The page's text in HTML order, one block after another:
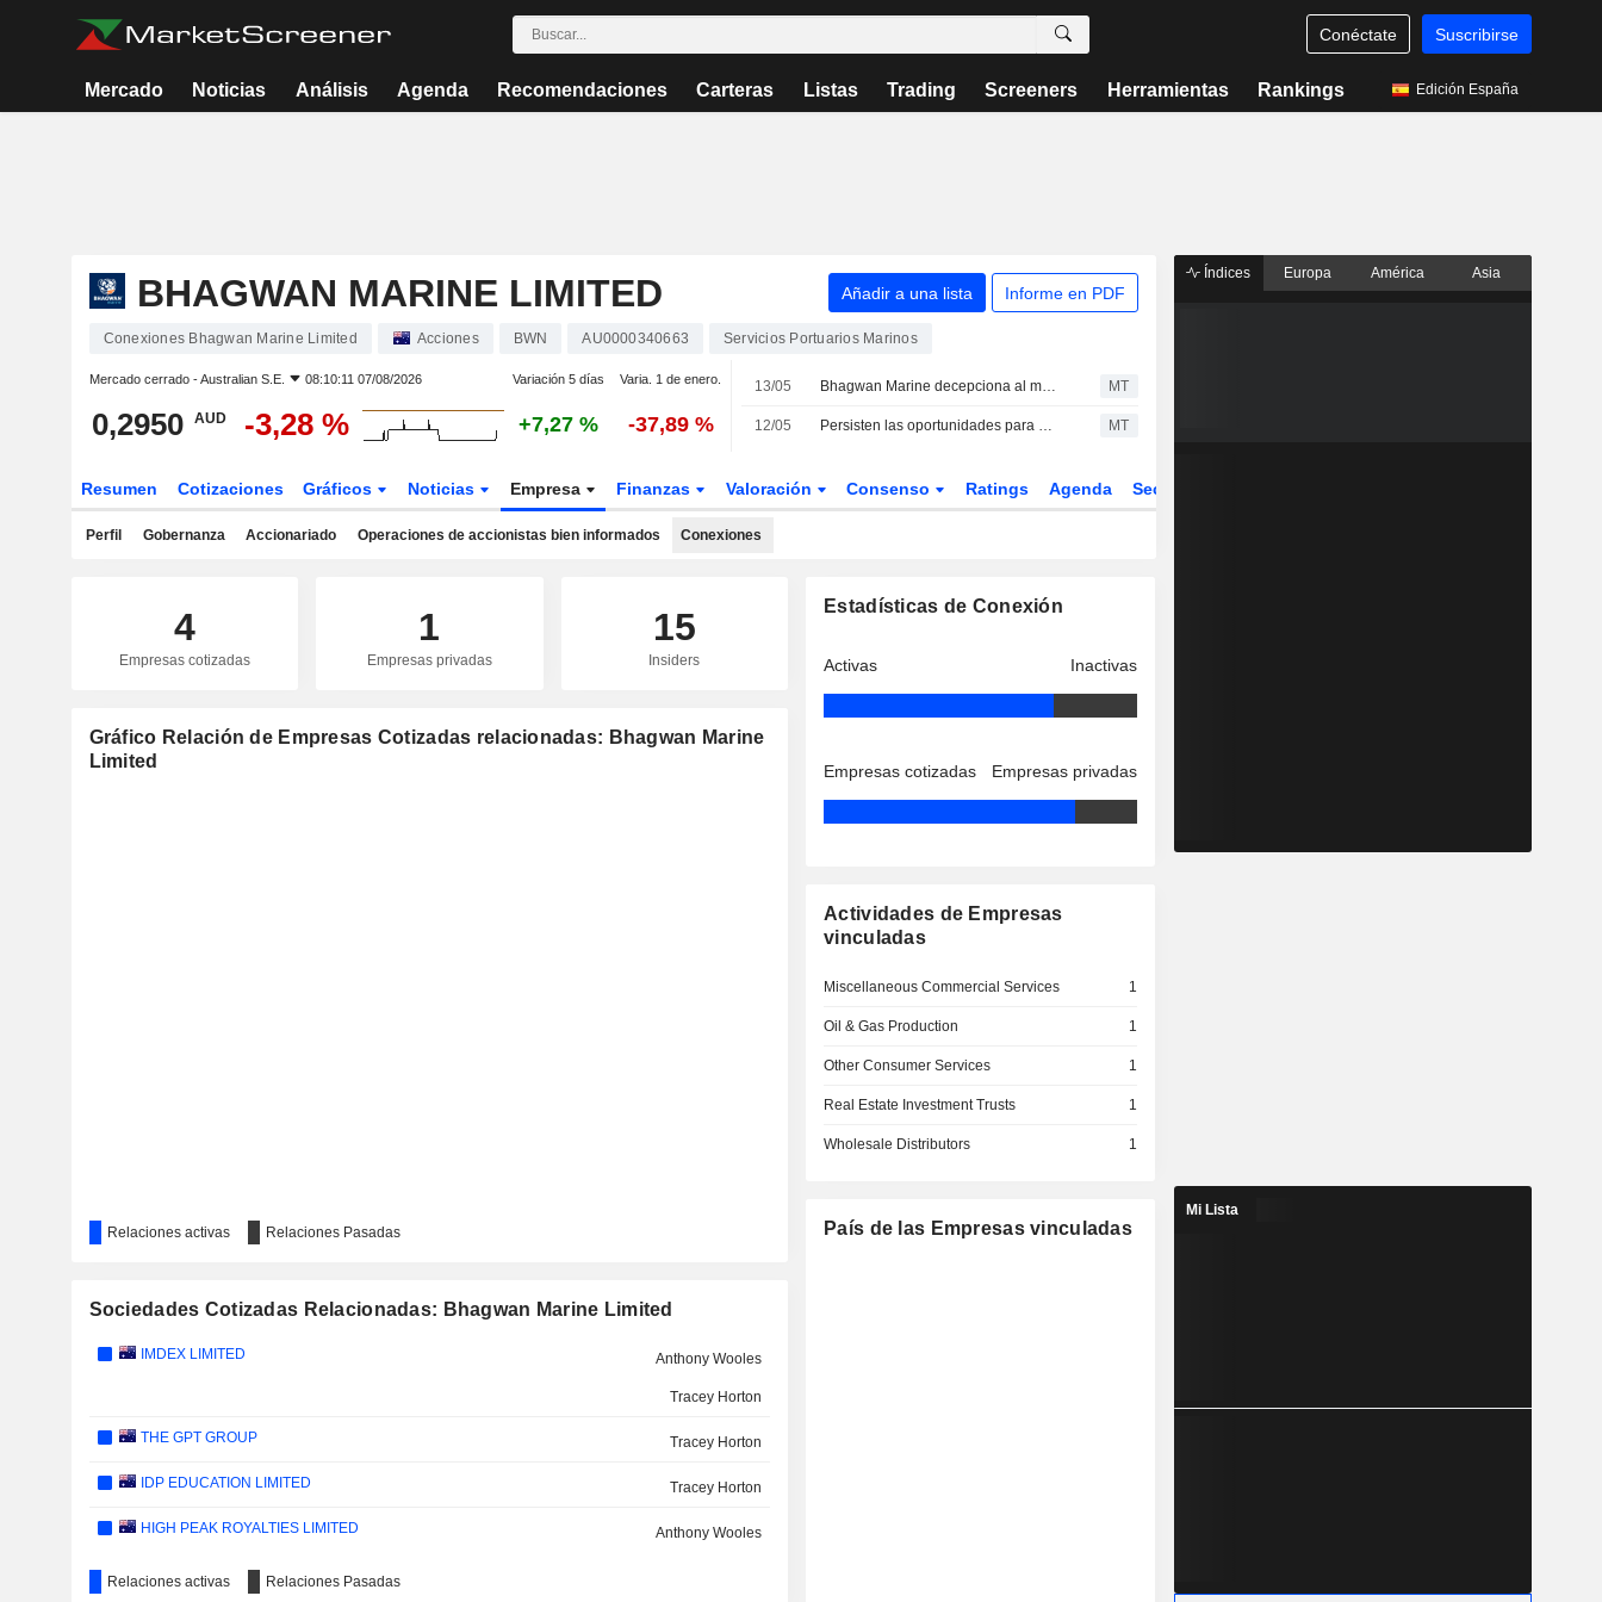
Conéctate Suscribirse
Mercado Noticias Análisis Agenda Recomendaciones Carteras Listas Trading Screeners Herramientas Rankings Edición España
BHAGWAN MARINE LIMITED Añadir a una lista Informe en PDF
Conexiones Bhagwan Marine Limited Acciones BWN AU0000340663 Servicios Portuarios Marinos
Mercado cerrado -Australian S.E. 08:10:11 07/08/2026 Variación 5 días Varia. 1 de enero.
0,2950 AUD -3,28 % +7,27 % -37,89 %
13/05 Bhagwan Marine decepciona al mercado con resultados operativos inferiores a lo previsto, según Euroz Hartleys MT
12/05 Persisten las oportunidades para Bhagwan Marine en todas sus líneas de negocio, según Euroz Hartleys MT
Resumen Cotizaciones Gráficos Noticias Empresa Finanzas Valoración Consenso Ratings Agenda Sector
Perfil Gobernanza Accionariado Operaciones de accionistas bien informados Conexiones
4
Empresas cotizadas
1
Empresas privadas
15
Insiders
Gráfico Relación de Empresas Cotizadas relacionadas: Bhagwan Marine
Limited
Relaciones activas Relaciones Pasadas
Sociedades Cotizadas Relacionadas: Bhagwan Marine Limited
IMDEX LIMITED Anthony Wooles
Tracey Horton
THE GPT GROUP Tracey Horton
IDP EDUCATION LIMITED Tracey Horton
HIGH PEAK ROYALTIES LIMITED Anthony Wooles
Relaciones activas Relaciones Pasadas
Estadísticas de Conexión
Activas Inactivas
Empresas cotizadas Empresas privadas
Actividades de Empresas
vinculadas
Miscellaneous Commercial Services 1
Oil & Gas Production 1
Other Consumer Services 1
Real Estate Investment Trusts 1
Wholesale Distributors 1
País de las Empresas vinculadas
Índices Europa América Asia
Mi Lista